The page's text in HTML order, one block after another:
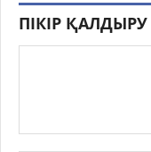
ПІКІР ҚАЛДЫРУ